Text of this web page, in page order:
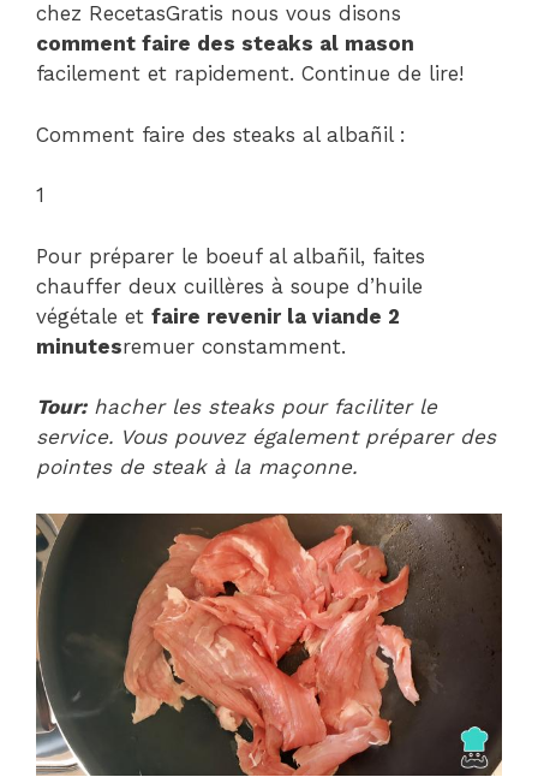
chez RecetasGratis nous vous disons
comment faire des steaks al mason
facilement et rapidement. Continue de lire!
Comment faire des steaks al albañil :
1
Pour préparer le boeuf al albañil, faites
chauffer deux cuillères à soupe d’huile
végétale et faire revenir la viande 2
minutesremuer constamment.
Tour:hacher les steaks pour faciliter le
service. Vous pouvez également préparer des
pointes de steak à la maçonne.